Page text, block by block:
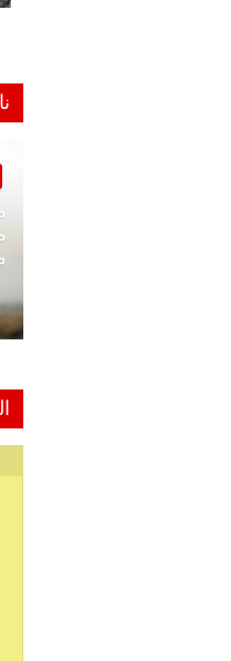
مقعد شاغر على الإفطار
رمضان.. د. عبدالخالق فاروق
اقتصادي في انتظار حلم